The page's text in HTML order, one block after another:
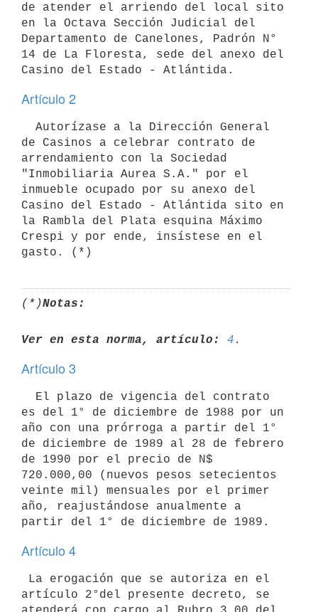
de atender el arriendo del local sito
en la Octava Sección Judicial del
Departamento de Canelones, Padrón N°
14 de La Floresta, sede del anexo del
Casino del Estado - Atlántida.
Artículo 2
de Casinos a celebrar contrato de
arrendamiento con la Sociedad
"Inmobiliaria Aurea S.A." por el
inmueble ocupado por su anexo del
Casino del Estado - Atlántida sito en
la Rambla del Plata esquina Máximo
Crespi y por ende, insístese en el
(*)Notas:
Ver en esta norma, artículo: 4
Artículo 3
es del 1° de diciembre de 1988 por un
año con una prórroga a partir del 1°
de diciembre de 1989 al 28 de febrero
de 1990 por el precio de N$
720.000,00 (nuevos pesos setecientos
veinte mil) mensuales por el primer
año, reajustándose anualmente a
partir del 1° de diciembre de 1989.
Artículo 4
artículo 2°del presente decreto, se